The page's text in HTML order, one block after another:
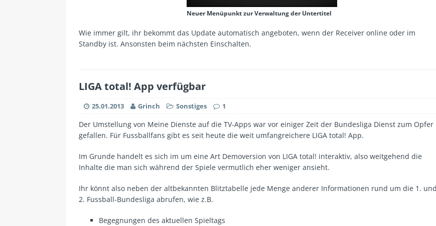
Neuer Menüpunkt zur Verwaltung der Untertitel
Wie immer gilt, ihr bekommt das Update automatisch angeboten, wenn der Receiver online oder im
Standby ist. Ansonsten beim nächsten Einschalten.
LIGA total! App verfügbar
25.01.2013 Grinch Sonstiges 1
Der Umstellung von Meine Dienste auf die TV-Apps war vor einiger Zeit der Bundesliga Dienst zum Opfer
gefallen. Für Fussballfans gibt es seit heute die weit umfangreichere LIGA total! App.
Im Grunde handelt es sich im um eine Art Demoversion von LIGA total! interaktiv, also weitgehend die
Inhalte die man sich während der Spiele vermutlich eher weniger ansieht.
Ihr könnt also neben der altbekannten Blitztabelle jede Menge anderer Informationen rund um die 1. und
2. Fussball-Bundesliga abrufen, wie z.B.
Begegnungen des aktuellen Spieltags